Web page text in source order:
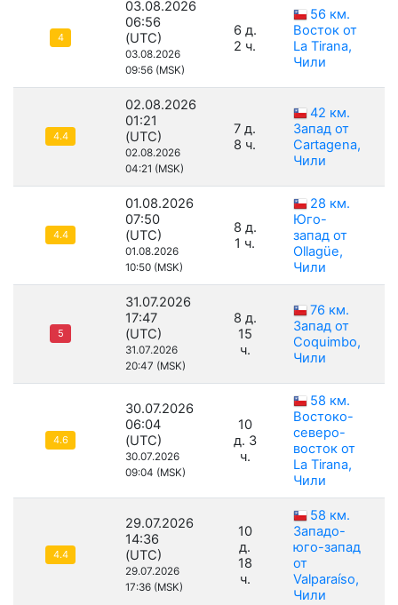
4
03.08.2026
06:56
(UTC)
03.08.2026
09:56 (MSK)
6 д.
2 ч.
56 км.
Восток от
La Tirana,
Чили
4.4
02.08.2026
01:21
(UTC)
02.08.2026
04:21 (MSK)
7 д.
8 ч.
42 км.
Запад от
Cartagena,
Чили
4.4
01.08.2026
07:50
(UTC)
01.08.2026
10:50 (MSK)
8 д.
1 ч.
28 км.
Юго-
запад от
Ollagüe,
Чили
5
31.07.2026
17:47
(UTC)
31.07.2026
20:47 (MSK)
8 д.
15
ч.
76 км.
Запад от
Coquimbo,
Чили
4.6
30.07.2026
06:04
(UTC)
30.07.2026
09:04 (MSK)
10
д. 3
ч.
58 км.
Востоко-
северо-
восток от
La Tirana,
Чили
4.4
29.07.2026
14:36
(UTC)
29.07.2026
17:36 (MSK)
10
д.
18
ч.
58 км.
Западо-
юго-запад
от
Valparaíso,
Чили